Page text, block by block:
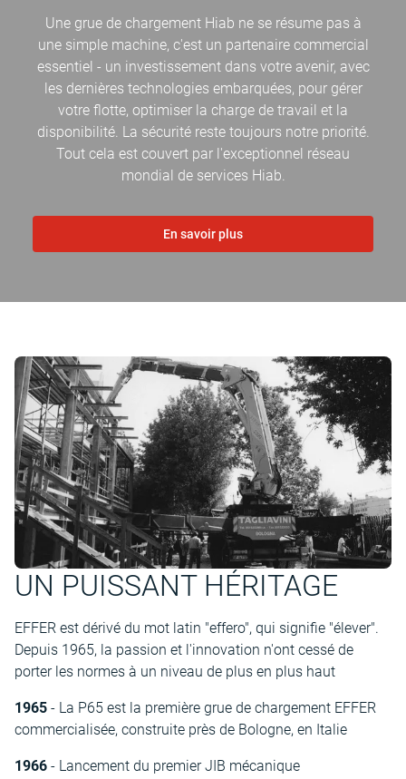
Une grue de chargement Hiab ne se résume pas à
une simple machine, c'est un partenaire commercial
essentiel - un investissement dans votre avenir, avec
les dernières technologies embarquées, pour gérer
votre flotte, optimiser la charge de travail et la
disponibilité. La sécurité reste toujours notre priorité.
Tout cela est couvert par l'exceptionnel réseau
mondial de services Hiab.
En savoir plus
UN PUISSANT HÉRITAGE
EFFER est dérivé du mot latin "effero", qui signifie "élever".
Depuis 1965, la passion et l'innovation n'ont cessé de
porter les normes à un niveau de plus en plus haut
1965 - La P65 est la première grue de chargement EFFER
commercialisée, construite près de Bologne, en Italie
1966 - Lancement du premier JIB mécanique